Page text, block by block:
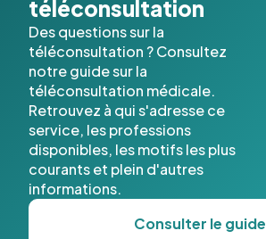
téléconsultation
Des questions sur la
téléconsultation ? Consultez
notre guide sur la
téléconsultation médicale.
Retrouvez à qui s'adresse ce
service, les professions
disponibles, les motifs les plus
courants et plein d'autres
informations.
Consulter le guide